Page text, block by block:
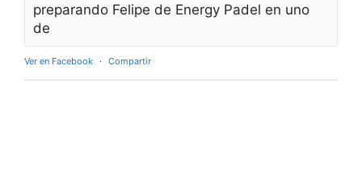
preparando Felipe de Energy Padel en uno
de
Ver en Facebook · Compartir